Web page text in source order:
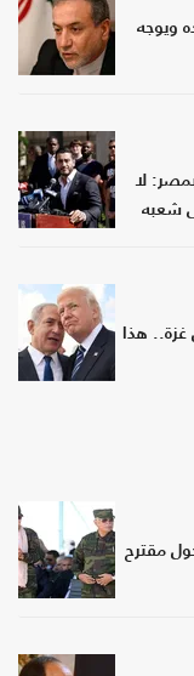
ويوجه
لا
شعبه
غزة.. هذا
مقترح